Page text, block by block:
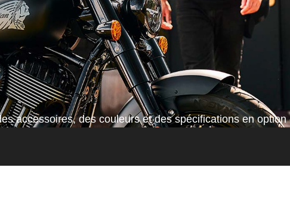
accessoires, des couleurs et des spécifications en